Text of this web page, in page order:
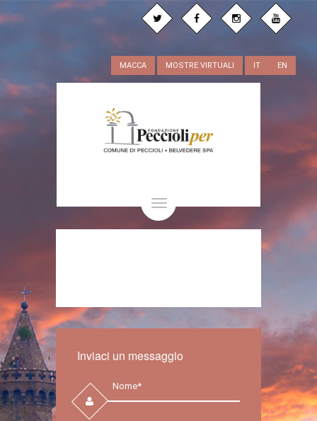
MACCA MOSTRE VIRTUALI IT EN
Toggle
navigation
Inviaci un messaggio